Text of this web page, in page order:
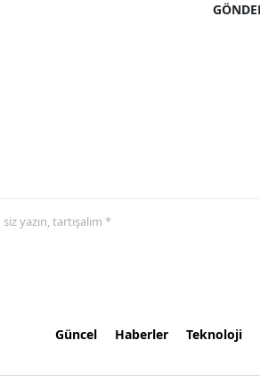
yazın, tartışalım *
Güncel Haberler Teknoloji